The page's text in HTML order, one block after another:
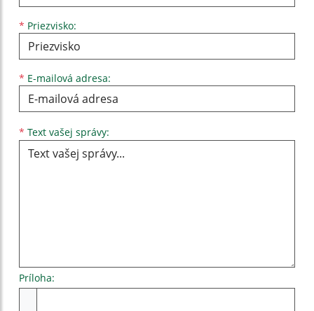
* Priezvisko:
* E-mailová adresa:
* Text vašej správy:
Príloha: